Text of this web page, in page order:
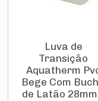
Luva de
Transição
Aquatherm
Bege Com
de Latão